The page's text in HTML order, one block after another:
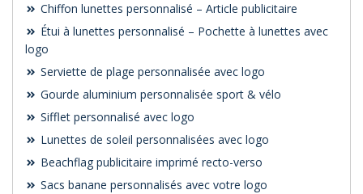
Chiffon lunettes personnalisé – Article publicitaire
Étui à lunettes personnalisé – Pochette à lunettes avec
logo
Serviette de plage personnalisée avec logo
Gourde aluminium personnalisée sport & vélo
Sifflet personnalisé avec logo
Lunettes de soleil personnalisées avec logo
Beachflag publicitaire imprimé recto-verso
Sacs banane personnalisés avec votre logo